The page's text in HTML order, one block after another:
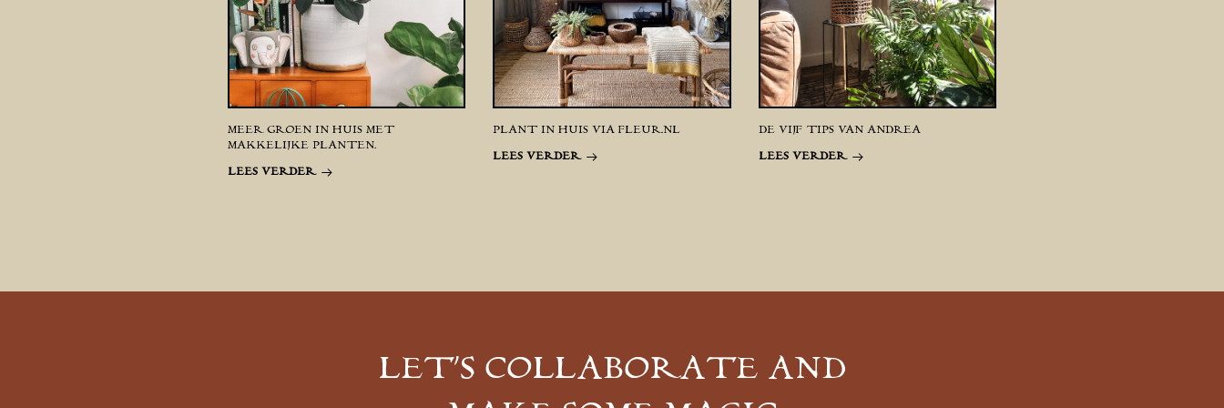
MEER GROEN IN HUIS MET
MAKKELIJKE PLANTEN.
LEES VERDER
PLANT IN HUIS VIA FLEUR.NL
LEES VERDER
DE VIJF TIPS VAN ANDREA
LEES VERDER
LET’S COLLABORATE AND